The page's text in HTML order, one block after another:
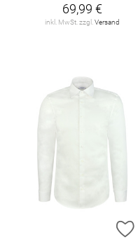
69,99 €
inkl. MwSt. zzgl. Versand